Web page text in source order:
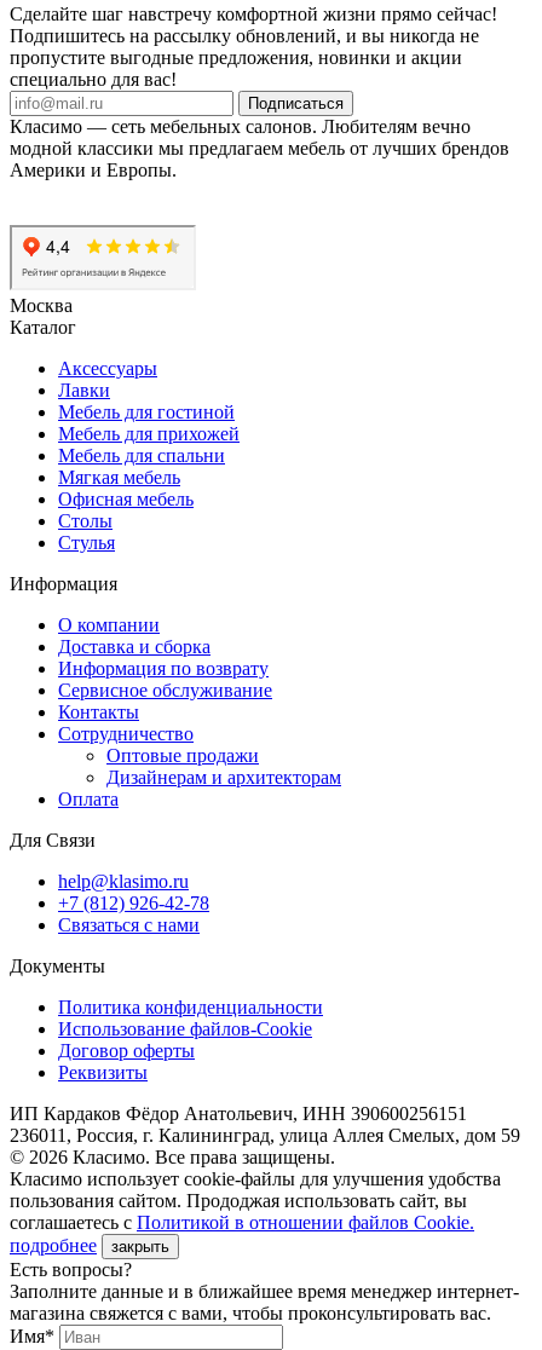
Сделайте шаг навстречу комфортной жизни прямо сейчас!
Подпишитесь на рассылку обновлений, и вы никогда не
пропустите выгодные предложения, новинки и акции
специально для вас!
Подписаться
Класимо — cеть мебельных салонов. Любителям вечно
модной классики мы предлагаем мебель от лучших брендов
Америки и Европы.
Москва
Каталог
Аксессуары
Лавки
Мебель для гостиной
Мебель для прихожей
Мебель для спальни
Мягкая мебель
Офисная мебель
Столы
Стулья
Информация
О компании
Доставка и сборка
Информация по возврату
Сервисное обслуживание
Контакты
Сотрудничество
Оптовые продажи
Дизайнерам и архитекторам
Оплата
Для Связи
help@klasimo.ru
+7 (812) 926-42-78
Связаться с нами
Документы
Политика конфиденциальности
Использование файлов-Cookie
Договор оферты
Реквизиты
ИП Кардаков Фёдор Анатольевич, ИНН 390600256151
236011, Россия, г. Калининград, улица Аллея Смелых, дом 59
© 2026 Класимо. Все права защищены.
Класимо использует cookie-файлы для улучшения удобства
пользования сайтом. Прододжая использовать сайт, вы
соглашаетесь с Политикой в отношении файлов Сookie.
подробнее
закрыть
Есть вопросы?
Заполните данные и в ближайшее время менеджер интернет-
магазина свяжется с вами, чтобы проконсультировать вас.
Имя*